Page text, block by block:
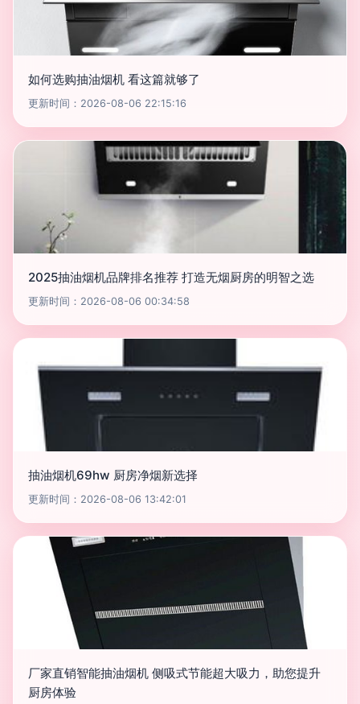
如何选购抽油烟机 看这篇就够了
更新时间：2026-08-06 22:15:16
2025抽油烟机品牌排名推荐 打造无烟厨房的明智之选
更新时间：2026-08-06 00:34:58
抽油烟机69hw 厨房净烟新选择
更新时间：2026-08-06 13:42:01
厂家直销智能抽油烟机 侧吸式节能超大吸力，助您提升
厨房体验